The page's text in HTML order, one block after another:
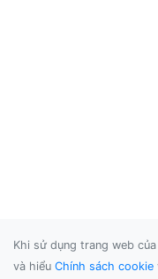
Khi sử dụng trang web
và hiểu Chính sách cookie